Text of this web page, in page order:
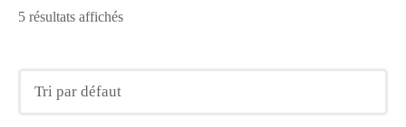
5 résultats affichés